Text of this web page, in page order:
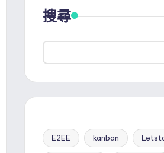
搜尋
E2EE kanban